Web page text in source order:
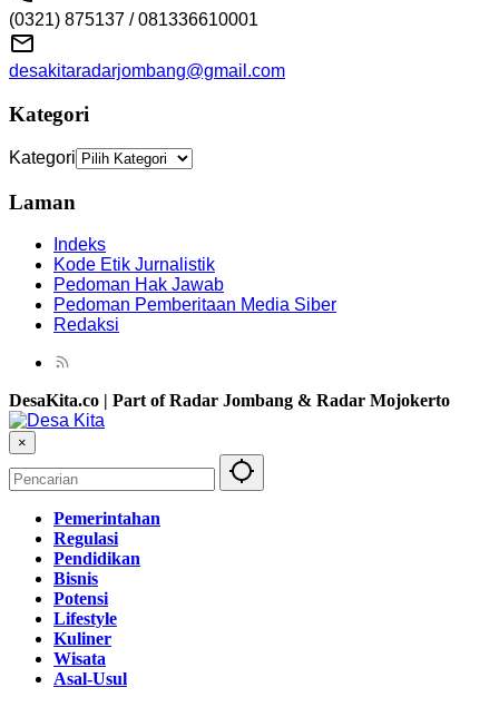
(0321) 875137 / 081336610001
desakitaradarjombang@gmail.com
Kategori
Kategori
Laman
Indeks
Kode Etik Jurnalistik
Pedoman Hak Jawab
Pedoman Pemberitaan Media Siber
Redaksi
DesaKita.co | Part of Radar Jombang & Radar Mojokerto
×
Pemerintahan
Regulasi
Pendidikan
Bisnis
Potensi
Lifestyle
Kuliner
Wisata
Asal-Usul